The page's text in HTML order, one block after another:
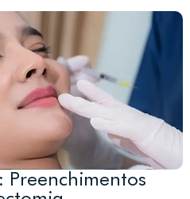
Preenchimentos